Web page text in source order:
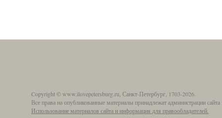
Copyright © www.ilovepetersburg.ru, Санкт-Петербург, 1703-2026.
Все права на опубликованные материалы принадлежат администрации
Использование материалов сайта и информация для правообладателей.